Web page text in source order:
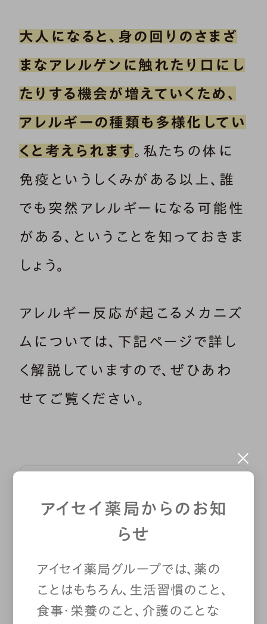
大人になると、身の回りのさまざ
まなアレルゲンに触れたり口にし
たりする機会が増えていくため、
アレルギーの種類も多様化してい
くと考えられます。私たちの体に
免疫というしくみがある以上、誰
でも突然アレルギーになる可能性
がある、ということを知っておきま
しょう。
アレルギー反応が起こるメカニズ
ムについては、下記ページで詳し
く解説していますので、ぜひあわ
せてご覧ください。
はなぜ起こ
る？発症のメ
カニズムを
知ろう
花粉症をはじめ、アトピー性皮膚
炎や気管支喘息、食物アレルギー
ルギー疾患」。今や日本人の２人に
アイセイ薬局からのお知
らせ
アイセイ薬局グループでは、薬の
ことはもちろん、生活習慣のこと、
食事・栄養のこと、介護のことな